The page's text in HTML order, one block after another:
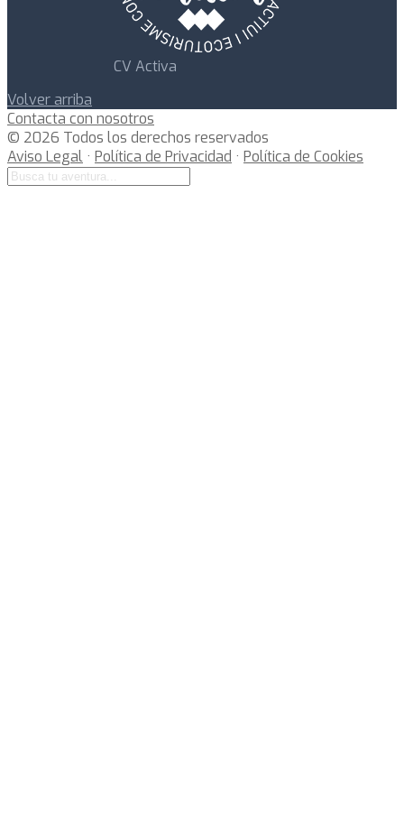
CV Activa
Volver arriba
Contacta con nosotros
© 2026 Todos los derechos reservados
Aviso Legal · Política de Privacidad · Política de Cookies